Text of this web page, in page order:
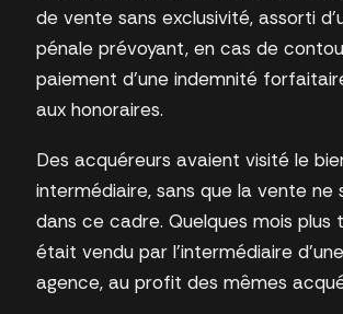
de vente sans exclusivité, assorti
pénale prévoyant, en cas de
paiement d’une indemnité
aux honoraires.
Des acquéreurs avaient visité le
intermédiaire, sans que la vente ne
dans ce cadre. Quelques mois plus
était vendu par l’intermédiaire
agence, au profit des mêmes